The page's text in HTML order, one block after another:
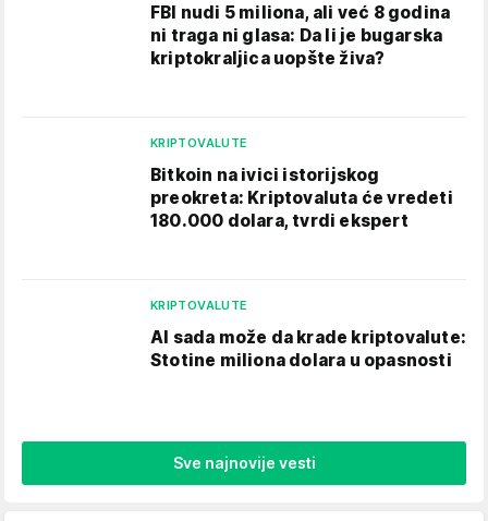
FBI nudi 5 miliona, ali već 8 godina
ni traga ni glasa: Da li je bugarska
kriptokraljica uopšte živa?
KRIPTOVALUTE
Bitkoin na ivici istorijskog
preokreta: Kriptovaluta će vredeti
180.000 dolara, tvrdi ekspert
KRIPTOVALUTE
AI sada može da krade kriptovalute:
Stotine miliona dolara u opasnosti
Sve najnovije vesti